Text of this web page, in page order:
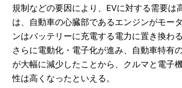
規制などの要因により、EVに対する需要は
は、自動車の心臓部であるエンジンがモー
ンはバッテリーに充電する電力に置き換わ
さらに電動化・電子化が進み、自動車特有
が大幅に減少したことから、クルマと電子
性は高くなったといえる。